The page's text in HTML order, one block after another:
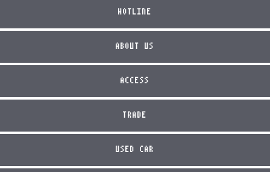
HOTLINE
ABOUT US
ACCESS
TRADE
USED CAR